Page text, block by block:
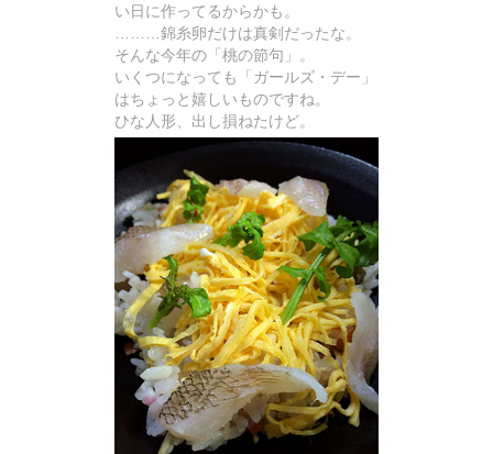
い日に作ってるからかも。
………錦糸卵だけは真剣だったな。
そんな今年の「桃の節句」。
いくつになっても「ガールズ・デー」
はちょっと嬉しいものですね。
ひな人形、出し損ねたけど。